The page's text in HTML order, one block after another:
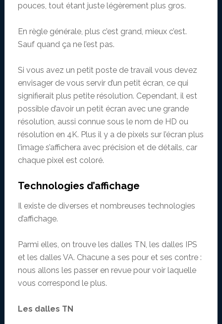
pouces, tout étant juste légèrement plus gros.
En règle générale, plus c’est grand, mieux c’est.
Sauf quand ça ne l’est pas.
Si vous avez un petit poste de travail vous devez
envisager de vous servir d’un petit écran, ce qui
signifierait plus petite résolution. Cependant, il est
possible d’avoir un petit écran avec une grande
résolution, aussi connue sous le nom de HD ou
résolution en 4K. Plus il y a de pixels sur l’écran plus
l’image s’affichera avec précision et de détails, car
chaque pixel est coloré.
Technologies d’affichage
Il existe de diverses et nombreuses technologies
d’affichage.
Parmi elles, on trouve les dalles TN, les dalles IPS
et les dalles VA. Chacune a ses pour et ses contre :
nous allons les passer en revue pour voir laquelle
vous correspond le plus.
Les dalles TN